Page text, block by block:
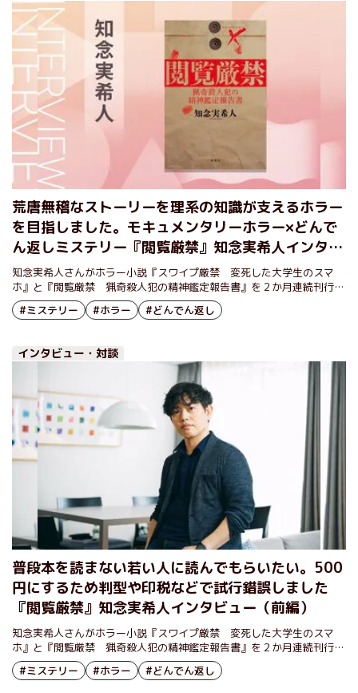
荒唐無稽なストーリーを理系の知識が支えるホラー
を目指しました。モキュメンタリーホラー×どんで
ん返しミステリー『閲覧厳禁』知念実希人インタビ
ュー（後編）
知念実希人さんがホラー小説『スワイプ厳禁 変死した大学生のスマ
ホ』と『閲覧厳禁 猟奇殺人犯の精神鑑定報告書』を２か月連続刊行し
た。都市伝説の謎を追う大学生が恐怖に見舞われる『スワイプ厳禁』
と、精神科医へのインタビューが殺人事件の恐るべき真相をあぶりだす
とつの大きなストーリーを形作る２冊は、それぞれ読者を物語に引きず
り込むような画期的な〝仕掛け〟がある。ホラーブームの目玉となりそ
うな野心的な作品について、知念さんにうかがった。
#ミステリー #ホラー #どんでん返し
インタビュー・対談
普段本を読まない若い人に読んでもらいたい。500
円にするため判型や印税などで試行錯誤しました
『閲覧厳禁』知念実希人インタビュー（前編）
知念実希人さんがホラー小説『スワイプ厳禁 変死した大学生のスマ
ホ』と『閲覧厳禁 猟奇殺人犯の精神鑑定報告書』を２か月連続刊行し
た。都市伝説の謎を追う大学生が恐怖に見舞われる『スワイプ厳禁』
と、精神科医へのインタビューが殺人事件の恐るべき真相をあぶりだす
#ミステリー #ホラー #どんでん返し